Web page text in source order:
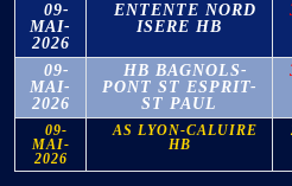
09-
MAI-
2026
ENTENTE NORD
ISERE HB
09-
MAI-
2026
HB BAGNOLS-
PONT ST ESPRIT-
ST PAUL
09-
MAI-
2026
AS LYON-CALUIRE
HB